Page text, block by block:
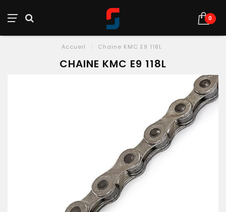
0
Accueil Chaine KMC E9 118L
CHAINE KMC E9 118L